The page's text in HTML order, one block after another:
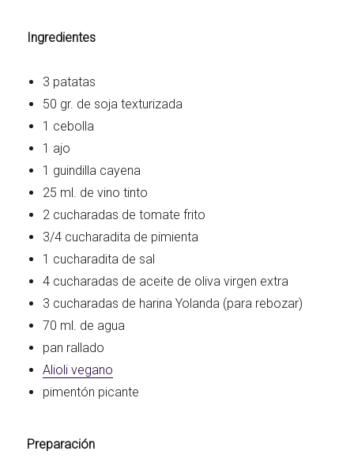
Ingredientes
3 patatas
50 gr. de soja texturizada
1 cebolla
1 ajo
1 guindilla cayena
25 ml. de vino tinto
2 cucharadas de tomate frito
3/4 cucharadita de pimienta
1 cucharadita de sal
4 cucharadas de aceite de oliva virgen extra
3 cucharadas de harina Yolanda (para rebozar)
70 ml. de agua
pan rallado
Alioli vegano
pimentón picante
Preparación